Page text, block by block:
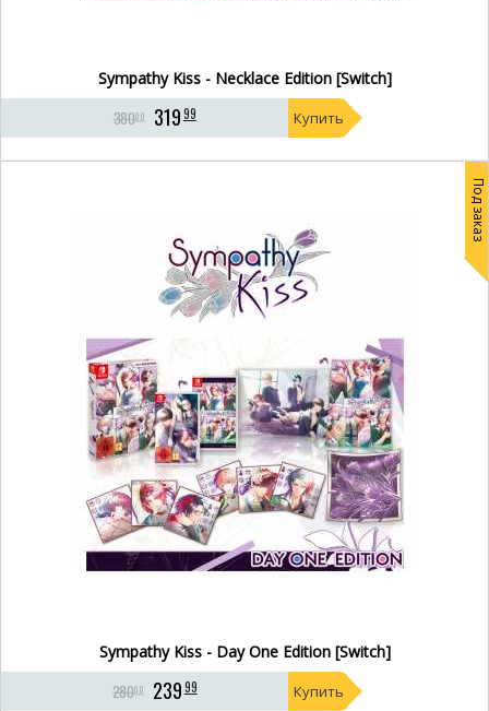
Sympathy Kiss - Necklace Edition [Switch]
38000 31999 Купить
- 14%
Под заказ
Sympathy Kiss - Day One Edition [Switch]
28000 23999 Купить